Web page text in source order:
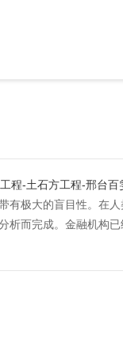
程-土石方工程-邢台百
极大的盲目性。在人
析而完成。金融机构